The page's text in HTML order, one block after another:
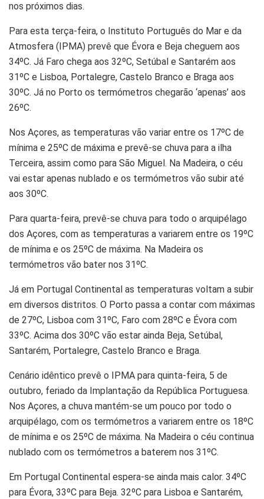
nos próximos dias.
Para esta terça-feira, o Instituto Português do Mar e da
Atmosfera (IPMA) prevê que Évora e Beja cheguem aos
34ºC. Já Faro chega aos 32ºC, Setúbal e Santarém aos
31ºC e Lisboa, Portalegre, Castelo Branco e Braga aos
30ºC. Já no Porto os termómetros chegarão ‘apenas’ aos
26ºC.
Nos Açores, as temperaturas vão variar entre os 17ºC de
mínima e 25ºC de máxima e prevê-se chuva para a ilha
Terceira, assim como para São Miguel. Na Madeira, o céu
vai estar apenas nublado e os termómetros vão subir até
aos 30ºC.
Para quarta-feira, prevê-se chuva para todo o arquipélago
dos Açores, com as temperaturas a variarem entre os 19ºC
de mínima e os 25ºC de máxima. Na Madeira os
termómetros vão bater nos 31ºC.
Já em Portugal Continental as temperaturas voltam a subir
em diversos distritos. O Porto passa a contar com máximas
de 27ºC, Lisboa com 31ºC, Faro com 28ºC e Évora com
33ºC. Acima dos 30ºC vão estar ainda Beja, Setúbal,
Santarém, Portalegre, Castelo Branco e Braga.
Cenário idêntico prevê o IPMA para quinta-feira, 5 de
outubro, feriado da Implantação da República Portuguesa.
Nos Açores, a chuva mantém-se um pouco por todo o
arquipélago, com os termómetros a variarem entre os 18ºC
de mínima e os 25ºC de máxima. Na Madeira o céu continua
nublado com os termómetros a baterem nos 31ºC.
Em Portugal Continental espera-se ainda mais calor. 34ºC
para Évora, 33ºC para Beja. 32ºC para Lisboa e Santarém,